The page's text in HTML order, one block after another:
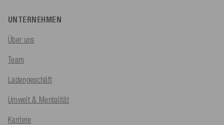
UNTERNEHMEN
Über uns
Team
Ladengeschäft
Umwelt & Mentalität
Karriere